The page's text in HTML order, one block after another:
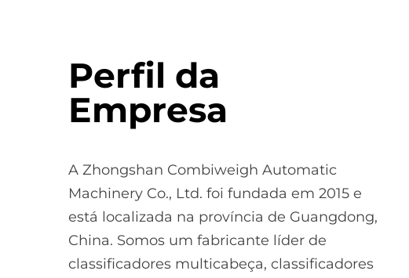
Perfil da
Empresa
A Zhongshan Combiweigh Automatic
Machinery Co., Ltd. foi fundada em 2015 e
está localizada na província de Guangdong,
China. Somos um fabricante líder de
classificadores multicabeça, classificadores